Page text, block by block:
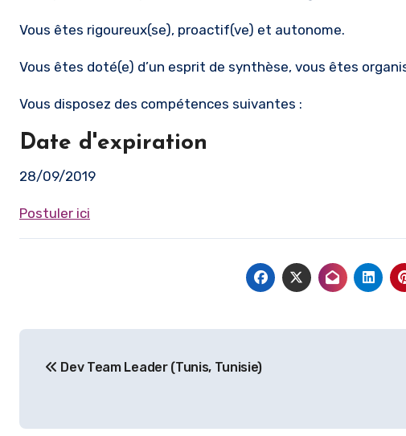
Vous êtes rigoureux(se), proactif(ve) et autonome.
Vous êtes doté(e) d’un esprit de synthèse, vous êtes
Vous disposez des compétences suivantes :
Date d'expiration
28/09/2019
Postuler ici
de
Dev Team Leader (Tunis, Tunisie)